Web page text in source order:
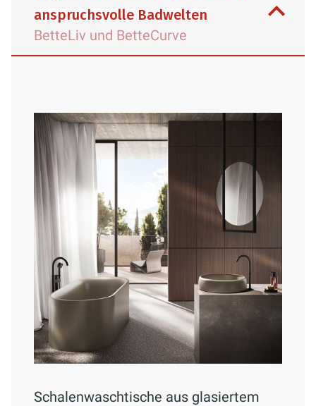
anspruchsvolle Badwelten
BetteLiv und BetteCurve
Schalenwaschtische aus glasiertem